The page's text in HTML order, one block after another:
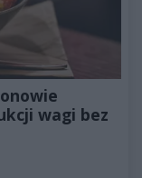
wagi bez